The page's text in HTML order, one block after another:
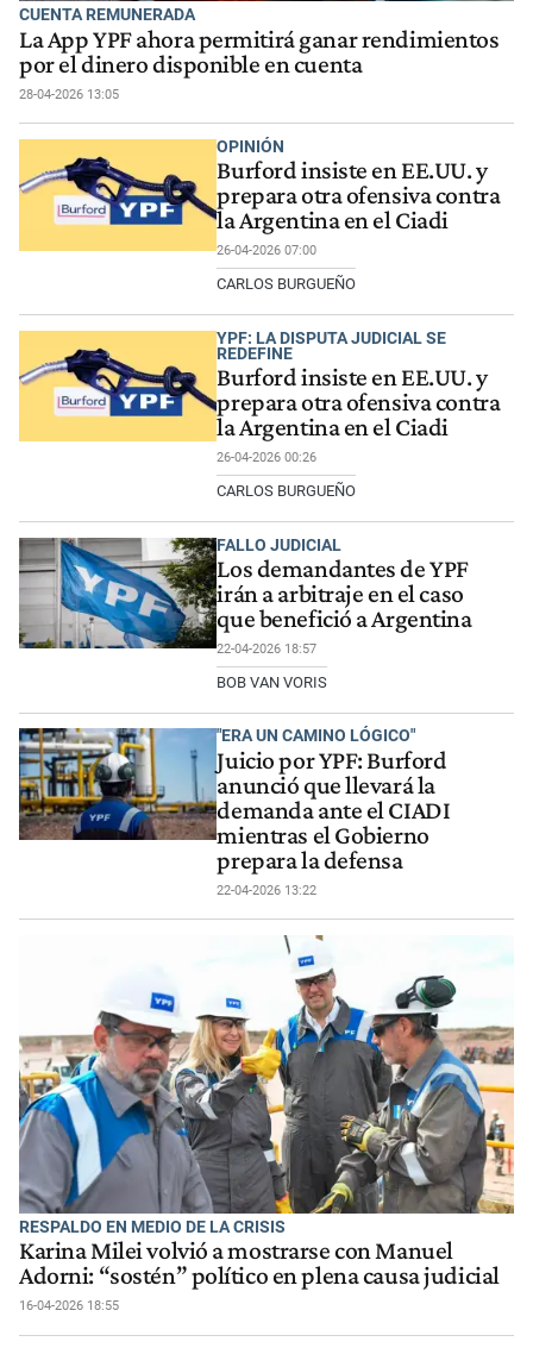
CUENTA REMUNERADA
La App YPF ahora permitirá ganar rendimientos
por el dinero disponible en cuenta
28-04-2026 13:05
OPINIÓN
Burford insiste en EE.UU. y
prepara otra ofensiva contra
la Argentina en el Ciadi
26-04-2026 07:00
CARLOS BURGUEÑO
YPF: LA DISPUTA JUDICIAL SE
REDEFINE
Burford insiste en EE.UU. y
prepara otra ofensiva contra
la Argentina en el Ciadi
26-04-2026 00:26
CARLOS BURGUEÑO
FALLO JUDICIAL
Los demandantes de YPF
irán a arbitraje en el caso
que benefició a Argentina
22-04-2026 18:57
BOB VAN VORIS
"ERA UN CAMINO LÓGICO"
Juicio por YPF: Burford
anunció que llevará la
demanda ante el CIADI
mientras el Gobierno
prepara la defensa
22-04-2026 13:22
RESPALDO EN MEDIO DE LA CRISIS
Karina Milei volvió a mostrarse con Manuel
Adorni: “sostén” político en plena causa judicial
16-04-2026 18:55